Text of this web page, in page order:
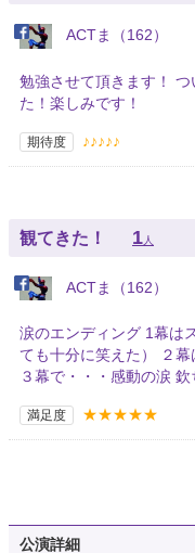
ACTま（162）
勉強させて頂きます！
た！楽しみです！
期待度 ♪♪♪♪♪
観てきた！ 1 人
ACTま（162）
涙のエンディング 1幕は
ても十分に笑えた） ２
３幕で・・・感動の涙
満足度 ★★★★★
公演詳細